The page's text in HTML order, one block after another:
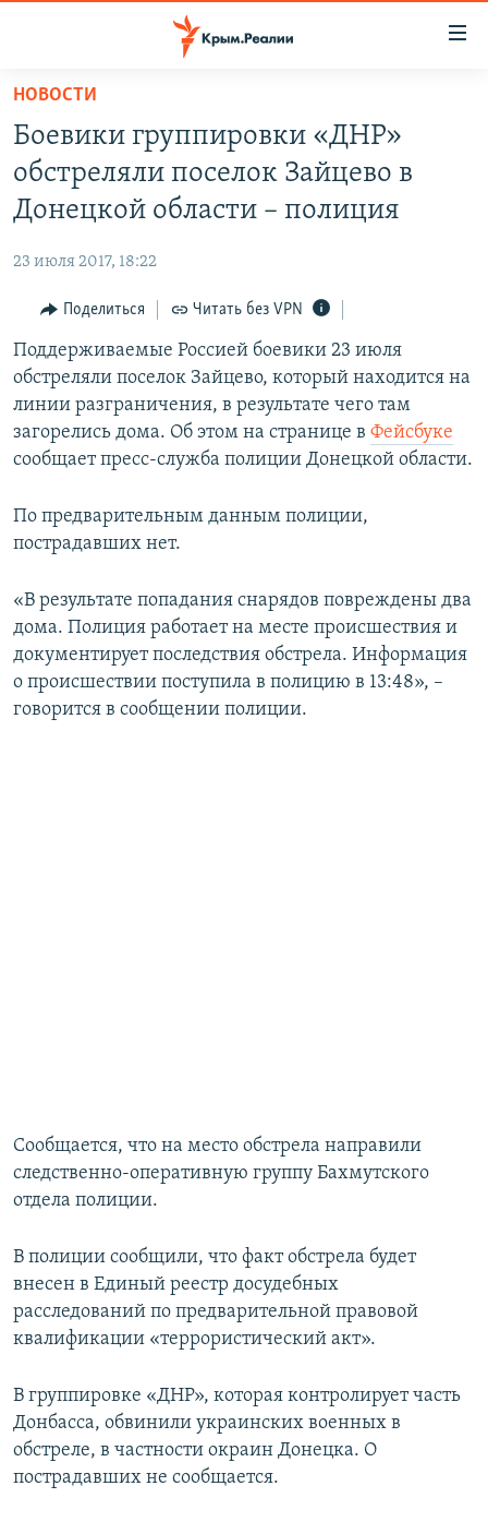
Вернуться
основному
содержанию
Вернутся
главной
Вернутся
поиску
СПЕЦПРОЕКТЫ
11 ЛЕТ ОККУПАЦИИ КРЫМА. 11 ИСТОРИЙ СОПРОТИВЛЕНИЯ
ВОДА
ЕЩЕ
ИНТЕРАКТИВ
ИНФОГРАФИКА
ТЕЛЕПРОЕКТ КРЫМ.РЕАЛИИ
СОВЕТЫ ПРАВОЗАЩИТНИКОВ
ПРОПАВШИЕ БЕЗ ВЕСТИ
ПОБЕДИТЕЛЕЙ НЕ СУДЯТ?
КРЫМ.НЕПОКОРЕННЫЙ
УКРАИНСКАЯ ПРОБЛЕМА КРЫМА
РАДІО СВОБОДА
КАК ОБОЙТИ БЛОКИРОВКУ
Українською
Qırımtatar
ПРИСОЕДИНЯЙТЕСЬ!
Все сайты RFE/RL
НОВОСТИ
Боевики группировки «ДНР»
обстреляли поселок Зайцево в
Донецкой области – полиция
23 июля 2017, 18:22
Поделиться Читать без VPN
Поддерживаемые Россией боевики 23 июля
обстреляли поселок Зайцево, который находится на
линии разграничения, в результате чего там
загорелись дома. Об этом на странице в Фейсбуке
сообщает пресс-служба полиции Донецкой области.
По предварительным данным полиции,
пострадавших нет.
«В результате попадания снарядов повреждены два
дома. Полиция работает на месте происшествия и
документирует последствия обстрела. Информация
о происшествии поступила в полицию в 13:48», –
говорится в сообщении полиции.
Сообщается, что на место обстрела направили
следственно-оперативную группу Бахмутского
отдела полиции.
В полиции сообщили, что факт обстрела будет
внесен в Единый реестр досудебных
расследований по предварительной правовой
квалификации «террористический акт».
В группировке «ДНР», которая контролирует часть
Донбасса, обвинили украинских военных в
обстреле, в частности окраин Донецка. О
пострадавших не сообщается.